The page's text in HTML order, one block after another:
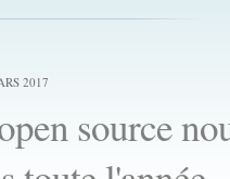
2017
source